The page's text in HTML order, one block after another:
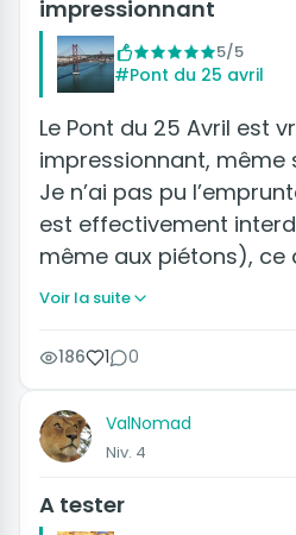
impressionnant
5/5
#Pont du 25 avril
Le Pont du 25 Avril est
impressionnant, même
Je n’ai pas pu
est effectivement
même aux piétons), ce
Voir la suite
186 1 0
ValNomad
Niv. 4
A tester